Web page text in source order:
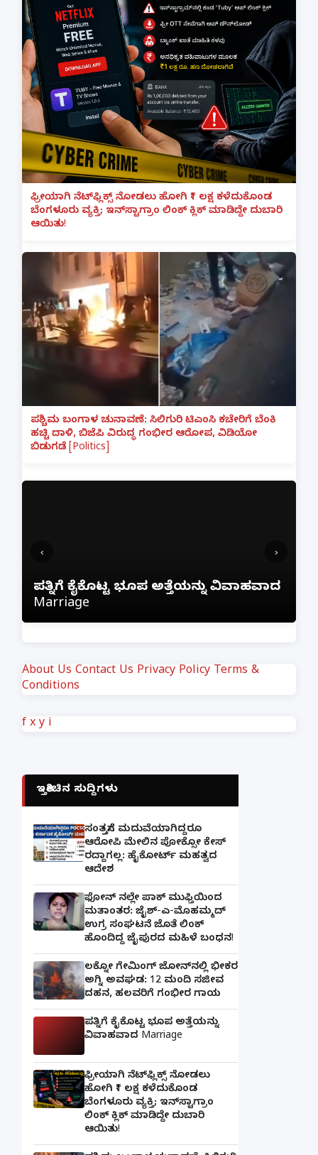
ಫ್ರೀಯಾಗಿ ನೆಟ್‌ಫ್ಲಿಕ್ಸ್ ನೋಡಲು ಹೋಗಿ ₹1 ಲಕ್ಷ ಕಳೆದುಕೊಂಡ
ಬೆಂಗಳೂರು ವ್ಯಕ್ತಿ; ಇನ್‌ಸ್ಟಾಗ್ರಾಂ ಲಿಂಕ್ ಕ್ಲಿಕ್ ಮಾಡಿದ್ದೇ ದುಬಾರಿ
ಆಯಿತು!
ಪಶ್ಚಿಮ ಬಂಗಾಳ ಚುನಾವಣೆ: ಸಿಲಿಗುರಿ ಟಿಎಂಸಿ ಕಚೇರಿಗೆ ಬೆಂಕಿ
ಹಚ್ಚಿ ದಾಳಿ, ಬಿಜೆಪಿ ವಿರುದ್ಧ ಗಂಭೀರ ಆರೋಪ, ವಿಡಿಯೋ
ಬಿಡುಗಡೆ [Politics]
ಕಳೆದುಕೊಂಡ ಬೆಂಗಳೂರು ವ್ಯಕ್ತಿ; ಇನ್‌ಸ್ಟಾಗ್ರಾಂ
ಲಿಂಕ್ ಕ್ಲಿಕ್ ಮಾಡಿದ್ದೇ ದುಬಾರಿ ಆಯಿತು!
‹ ›
About Us Contact Us Privacy Policy Terms &
Conditions
f x y i
ಇತ್ತೀಚಿನ ಸುದ್ದಿಗಳು
ಸಂತ್ರಸ್ತೆಗೆ ಮದುವೆಯಾಗಿದ್ದರೂ
ಆರೋಪಿ ಮೇಲಿನ ಪೋಕ್ಸೋ ಕೇಸ್
ರದ್ದಾಗಲ್ಲ: ಹೈಕೋರ್ಟ್ ಮಹತ್ವದ
ಆದೇಶ
ಫೋನ್ ನಲ್ಲೇ ಪಾಕ್ ಮುಫ್ತಿಯಿಂದ
ಮತಾಂತರ: ಜೈಶ್-ಎ-ಮೊಹಮ್ಮದ್
ಉಗ್ರ ಸಂಘಟನೆ ಜೊತೆ ಲಿಂಕ್
ಹೊಂದಿದ್ದ ಜೈಪುರದ ಮಹಿಳೆ ಬಂಧನ!
ಲಕ್ನೋ ಗೇಮಿಂಗ್ ಜೋನ್‌ನಲ್ಲಿ ಭೀಕರ
ಅಗ್ನಿ ಅವಘಡ: 12 ಮಂದಿ ಸಜೀವ
ದಹನ, ಹಲವರಿಗೆ ಗಂಭೀರ ಗಾಯ
ಪತ್ನಿಗೆ ಕೈಕೊಟ್ಟ ಭೂಪ ಅತ್ತೆಯನ್ನು
ವಿವಾಹವಾದ Marriage
ಫ್ರೀಯಾಗಿ ನೆಟ್‌ಫ್ಲಿಕ್ಸ್ ನೋಡಲು
ಹೋಗಿ ₹1 ಲಕ್ಷ ಕಳೆದುಕೊಂಡ
ಬೆಂಗಳೂರು ವ್ಯಕ್ತಿ; ಇನ್‌ಸ್ಟಾಗ್ರಾಂ
ಲಿಂಕ್ ಕ್ಲಿಕ್ ಮಾಡಿದ್ದೇ ದುಬಾರಿ
ಆಯಿತು!